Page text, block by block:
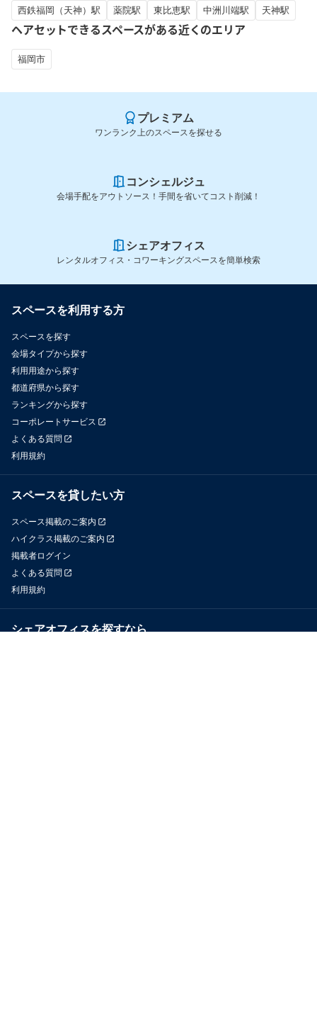
西鉄福岡（天神）駅
薬院駅 東比恵駅 中洲川端駅 天神駅
ヘアセットできるスペースがある近くのエリア
福岡市
プレミアム
ワンランク上のスペースを探せる
コンシェルジュ
会場手配をアウトソース！手間を省いてコスト削減！
シェアオフィス
レンタルオフィス・コワーキングスペースを簡単検索
スペースを利用する方
スペースを探す
会場タイプから探す
利用用途から探す
都道府県から探す
ランキングから探す
コーポレートサービス
よくある質問
利用規約
スペースを貸したい方
スペース掲載のご案内
ハイクラス掲載のご案内
掲載者ログイン
よくある質問
利用規約
シェアオフィスを探すなら